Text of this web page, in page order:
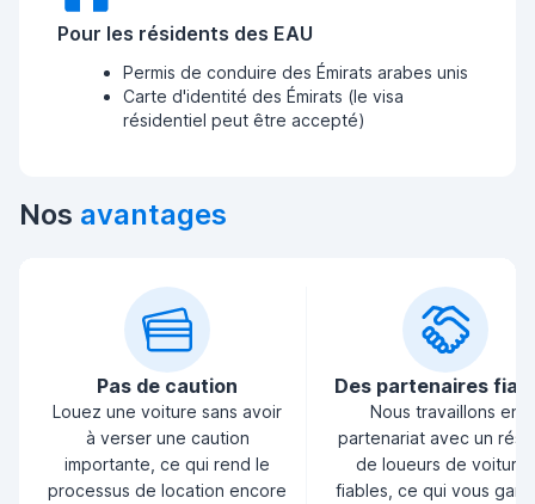
Pour les résidents des EAU
Permis de conduire des Émirats arabes unis
Carte d'identité des Émirats (le visa
résidentiel peut être accepté)
Nos avantages
Pas de caution
Louez une voiture sans avoir
à verser une caution
importante, ce qui rend le
processus de location encore
Des partenaires
Nous travaillons en
partenariat avec un
de loueurs de voitures
fiables, ce qui vous